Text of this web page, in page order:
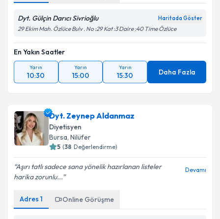
Dyt. Gülçin Darıcı Sivrioğlu Haritada Göster
29 Ekim Mah. Özlüce Bulv . No :29 Kat :3 Daire :40 Time Özlüce
En Yakın Saatler
Yarın
10:30
Yarın
15:00
Yarın
15:30 Daha Fazla
Dyt. Zeynep Aldanmaz
Diyetisyen
Bursa, Nilüfer
5 (38 Değerlendirme)
Aşırı tatlı sadece sana yönelik hazırlanan listeler
harika zorunlu...
Devamı
Adres 1 Online Görüşme